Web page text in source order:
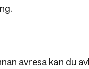
avresa kan du